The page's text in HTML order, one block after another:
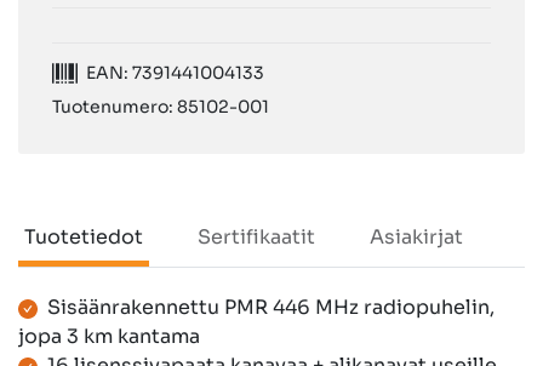
EAN: 7391441004133
Tuotenumero: 85102-001
Tuotetiedot Sertifikaatit Asiakirjat
Tuotetiedot
Sisäänrakennettu PMR 446 MHz radiopuhelin,
jopa 3 km kantama